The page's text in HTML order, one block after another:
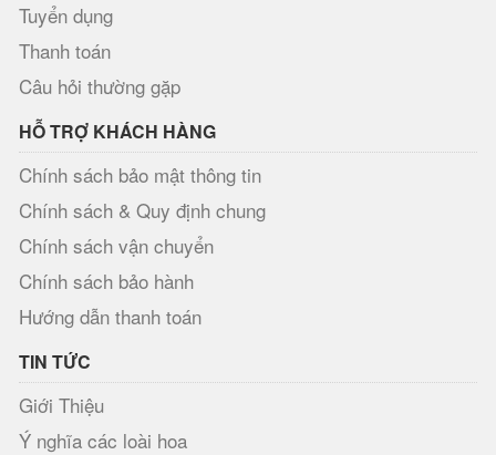
Tuyển dụng
Thanh toán
Câu hỏi thường gặp
HỖ TRỢ KHÁCH HÀNG
Chính sách bảo mật thông tin
Chính sách & Quy định chung
Chính sách vận chuyển
Chính sách bảo hành
Hướng dẫn thanh toán
TIN TỨC
Giới Thiệu
Ý nghĩa các loài hoa